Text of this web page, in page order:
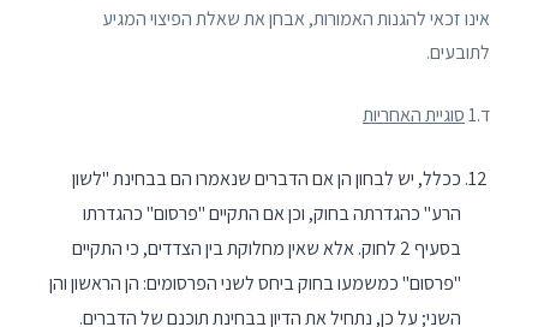
אינו זכאי להגנות האמורות, אבחן את שאלת הפיצוי המגיע
לתובעים.
ד.1 סוגיית האחריות
ככלל, יש לבחון הן אם הדברים שנאמרו הם בבחינת "לשון
הרע" כהגדרתה בחוק, וכן אם התקיים "פרסום" כהגדרתו
בסעיף 2 לחוק. אלא שאין מחלוקת בין הצדדים, כי התקיים
"פרסום" כמשמעו בחוק ביחס לשני הפרסומים: הן הראשון והן
השני; על כן, נתחיל את הדיון בבחינת תוכנם של הדברים.